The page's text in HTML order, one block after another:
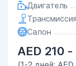
Двигатель
Трансмиссия
Салон
AED 210 -